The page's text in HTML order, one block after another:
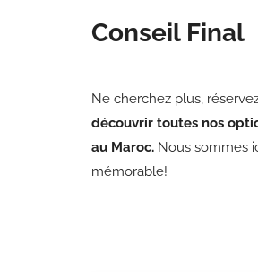
Conseil Final
Ne cherchez plus,
découvrir toutes nos
au Maroc. Nous sommes
mémorable!